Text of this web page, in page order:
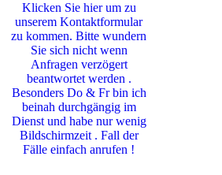
Klicken Sie hier um zu
unserem Kon­takt­for­mu­lar
zu kommen. Bitte wundern
Sie sich nicht wenn
Anfragen verzögert
beantwortet werden .
Besonders Do & Fr bin ich
beinah durchgängig im
Dienst und habe nur wenig
Bildschirmzeit . Fall der
Fälle einfach anrufen !